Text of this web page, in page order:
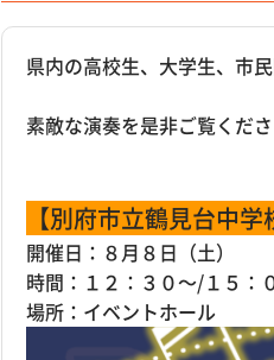
県内の高校生、大学生、市
素敵な演奏を是非ご覧くだ
【別府市立鶴見台中
開催日：８月８日（土）
時間：１２：３０～/１５
場所：イベントホール